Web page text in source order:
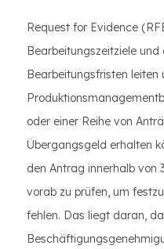
Request for Evidence
Bearbeitungszeitziele
Bearbeitungsfristen leiten
oder einer Reihe von
Übergangsgeld erhalten
den Antrag innerhalb von
vorab zu prüfen, um
fehlen. Das liegt daran,